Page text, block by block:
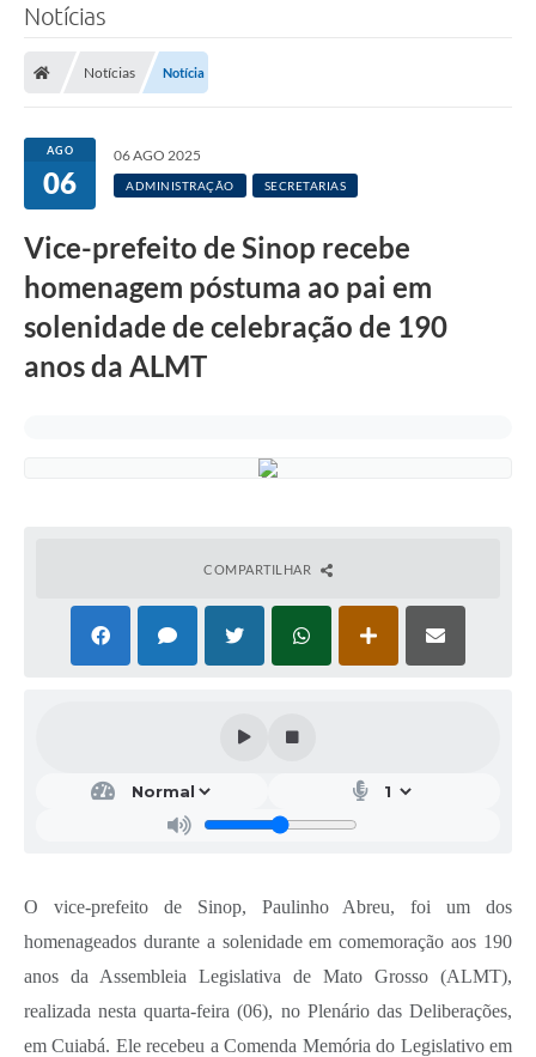
Notícias
Notícias Notícia
AGO
06
06 AGO 2025
ADMINISTRAÇÃO SECRETARIAS
Vice-prefeito de Sinop recebe
homenagem póstuma ao pai em
solenidade de celebração de 190
anos da ALMT
COMPARTILHAR
O vice-prefeito de Sinop, Paulinho Abreu, foi um dos
homenageados durante a solenidade em comemoração aos 190
anos da Assembleia Legislativa de Mato Grosso (ALMT),
realizada nesta quarta-feira (06), no Plenário das Deliberações,
em Cuiabá. Ele recebeu a Comenda Memória do Legislativo em